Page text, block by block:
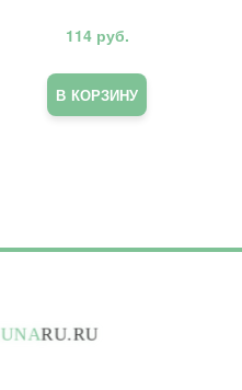
114руб.
В КОРЗИНУ
UNARU.RU